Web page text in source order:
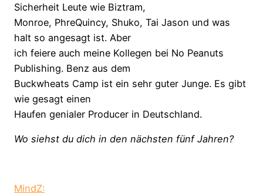
Sicherheit Leute wie Biztram,
Monroe, PhreQuincy, Shuko, Tai Jason und was
halt so angesagt ist. Aber
ich feiere auch meine Kollegen bei No Peanuts
Publishing. Benz aus dem
Buckwheats Camp ist ein sehr guter Junge. Es gibt
wie gesagt einen
Haufen genialer Producer in Deutschland.
Wo siehst du dich in den nächsten fünf Jahren?
MindZ: